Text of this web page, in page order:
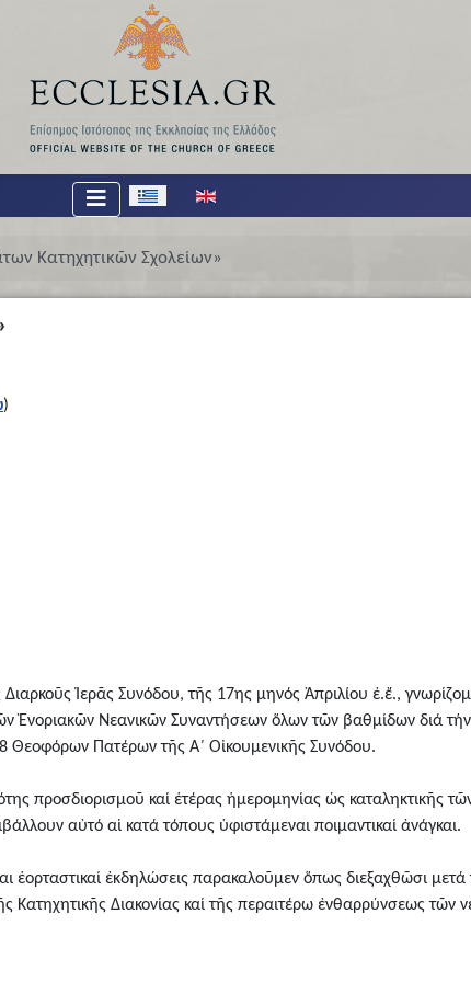
Επιλέξτε τη γλώσσα σας
Κατηχητικῶν Σχολείων»
)
Ἱερᾶς Συνόδου, τῆς 17ης μηνός Ἀπριλίου ἐ.ἔ.,
Ἐνοριακῶν Νεανικῶν Συναντήσεων ὅλων τῶν βαθμίδων διά
Θεοφόρων Πατέρων τῆς Α΄ Οἰκουμενικῆς Συνόδου.
προσδιορισμοῦ καί ἑτέρας ἡμερομηνίας ὡς καταληκτικῆς
αὐτό αἱ κατά τόπους ὑφιστάμεναι ποιμαντικαί ἀνάγκαι.
ἑορταστικαί ἐκδηλώσεις παρακαλοῦμεν ὅπως διεξαχθῶσι
Διακονίας καί τῆς περαιτέρω ἐνθαρρύνσεως τῶν